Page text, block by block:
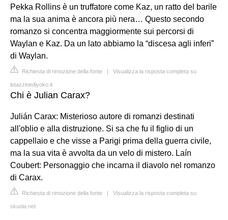
Pekka Rollins è un truffatore come Kaz, un ratto del barile
ma la sua anima è ancora più nera… Questo secondo
romanzo si concentra maggiormente sui percorsi di
Waylan e Kaz. Da un lato abbiamo la “discesa agli inferi”
di Waylan.
Richiesta di rimozione della fonte | Visualizza la risposta completa su
letazzinediyoko.it
Chi è Julian Carax?
Julián Carax: Misterioso autore di romanzi destinati
all'oblio e alla distruzione. Si sa che fu il figlio di un
cappellaio e che visse a Parigi prima della guerra civile,
ma la sua vita è avvolta da un velo di mistero. Laín
Coubert: Personaggio che incarna il diavolo nel romanzo
di Carax.
Richiesta di rimozione della fonte | Visualizza la risposta completa su
skuola.net